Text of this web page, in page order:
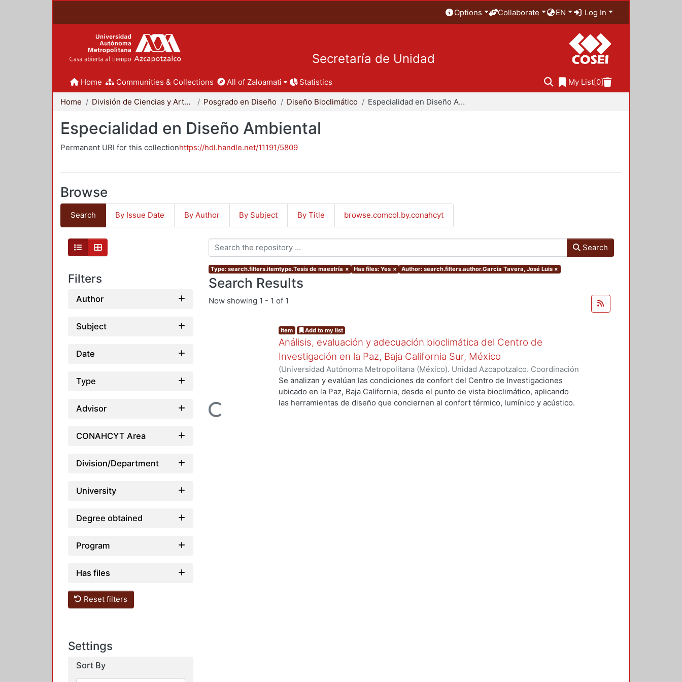
Options Collaborate EN Log In
Secretaría de Unidad
Home Communities & Collections All of Zaloamati Statistics My List[0]
Home División de Ciencias y Artes para el Diseño Posgrado en Diseño Diseño Bioclimático Especialidad en Diseño Ambiental
Especialidad en Diseño Ambiental
Permanent URI for this collectionhttps://hdl.handle.net/11191/5809
Browse
Search By Issue Date By Author By Subject By Title browse.comcol.by.conahcyt
Filters
Author
Subject
Date
Type
Advisor
CONAHCYT Area
Division/Department
University
Degree obtained
Program
Has files
Reset filters
Settings
Sort By
Search
Type: search.filters.itemtype.Tesis de maestría × Has files: Yes × Author: search.filters.author.García Tavera, José Luis ×
Search Results
Now showing 1 - 1 of 1
Loading...
Item Add to my list
Análisis, evaluación y adecuación bioclimática del Centro de
Investigación en la Paz, Baja California Sur, México
(Universidad Autónoma Metropolitana (México). Unidad Azcapotzalco. Coordinación
de Servicios de Información.,1999-12 )García Tavera, José Luis
Se analizan y evalúan las condiciones de confort del Centro de Investigaciones
ubicado en la Paz, Baja California, desde el punto de vista bioclimático, aplicando
las herramientas de diseño que conciernen al confort térmico, lumínico y acústico.